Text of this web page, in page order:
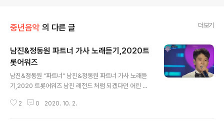
중년음악 의 다른 글 더보기
남진&정동원 파트너 가사 노래듣기,2020트
롯어워즈
남진&정동원 "파트너" 남진&정동원 파트너 가사 노래듣
기,2020 트롯어워즈 남진 레전드 처럼 되겠다던 어린 정
롯어워즈 정말 잘 봤답니다. tv.kakao.com/v/4128830
2 0 2020. 10. 2.